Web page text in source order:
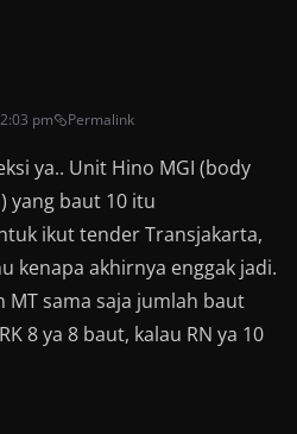
pm Permalink
ya.. Unit Hino MGI (body
yang baut 10 itu
ikut tender Transjakarta,
kenapa akhirnya enggak jadi.
MT sama saja jumlah baut
8 ya 8 baut, kalau RN ya 10